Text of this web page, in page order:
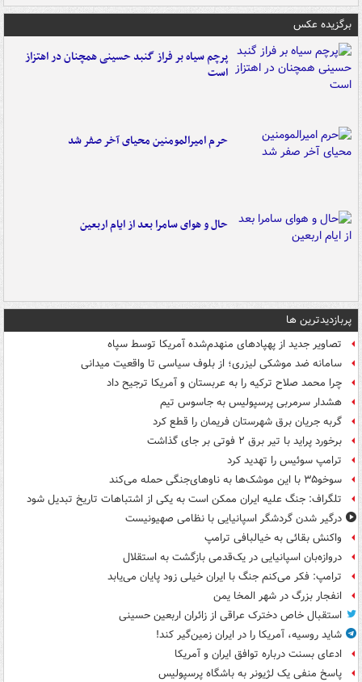
برگزیده عکس
پرچم سیاه بر فراز گنبد حسینی همچنان در اهتزاز
است
حرم امیرالمومنین محیای آخر صفر شد
حال و هوای سامرا بعد از ایام اربعین
پربازدیدترین ها
تصاویر جدید از پهپادهای منهدم‌شده آمریکا توسط سپاه
سامانه ضد موشکی لیزری؛ از بلوف سیاسی تا واقعیت میدانی
چرا محمد صلاح ترکیه را به عربستان و آمریکا ترجیح داد
هشدار سرمربی پرسپولیس به جاسوس تیم
گربه جریان برق شهرستان فریمان را قطع کرد
برخورد پراید با تیر برق ۲ فوتی بر جای گذاشت
ترامپ سوئیس را تهدید کرد
سوخو۳۵ با این موشک‌ها به ناوهای‌جنگی حمله می‌کند
تلگراف: جنگ علیه ایران ممکن است به یکی از اشتباهات تاریخ تبدیل شود
درگیر شدن گردشگر اسپانیایی با نظامی صهیونیست
واکنش بقائی به خیالبافی ترامپ
دروازه‌بان اسپانیایی در یک‌قدمی بازگشت به استقلال
ترامپ: فکر می‌کنم جنگ با ایران خیلی زود پایان می‌یابد
انفجار بزرگ در شهر المخا یمن
استقبال خاص دخترک عراقی از زائران اربعین حسینی
شاید روسیه، آمریکا را در ایران زمین‌گیر کند!
ادعای بسنت درباره توافق ایران و آمریکا
پاسخ منفی یک لژیونر به باشگاه پرسپولیس